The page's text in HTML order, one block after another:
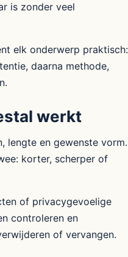
is zonder veel
elk onderwerp praktisch:
daarna methode,
werkt
lengte en gewenste vorm.
korter, scherper of
of privacygevoelige
controleren en
of vervangen.